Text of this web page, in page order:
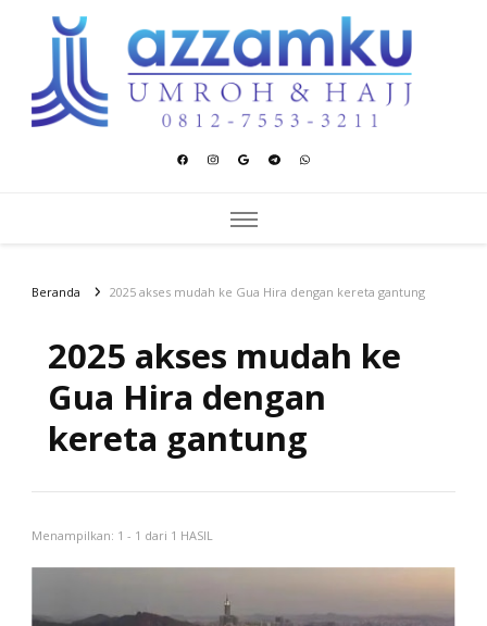
Azzamku Umroh dan Hajj
Beranda 2025 akses mudah ke Gua Hira dengan kereta gantung
2025 akses mudah ke
Gua Hira dengan
kereta gantung
Menampilkan: 1 - 1 dari 1 HASIL